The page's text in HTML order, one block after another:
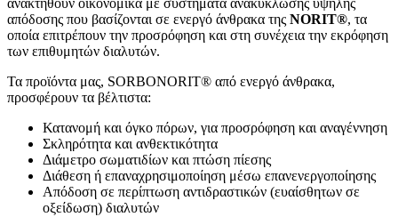
ανακτηθούν οικονομικά με συστήματα ανακύκλωσης υψηλής
απόδοσης που βασίζονται σε ενεργό άνθρακα της NORIT®, τα
οποία επιτρέπουν την προσρόφηση και στη συνέχεια την εκρόφηση
των επιθυμητών διαλυτών.
Τα προϊόντα μας, SORBONORIT® από ενεργό άνθρακα,
προσφέρουν τα βέλτιστα:
Κατανομή και όγκο πόρων, για προσρόφηση και αναγέννηση
Σκληρότητα και ανθεκτικότητα
Διάμετρο σωματιδίων και πτώση πίεσης
Διάθεση ή επαναχρησιμοποίηση μέσω επανενεργοποίησης
Απόδοση σε περίπτωση αντιδραστικών (ευαίσθητων σε
οξείδωση) διαλυτών